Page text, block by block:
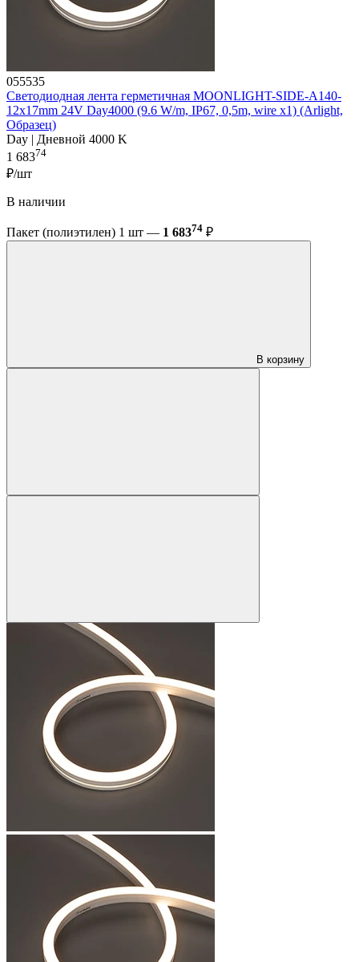
055535
Светодиодная лента герметичная MOONLIGHT-SIDE-A140-
12x17mm 24V Day4000 (9.6 W/m, IP67, 0,5m, wire x1) (Arlight,
Образец)
Day | Дневной 4000 K
1 68374
₽/шт
В наличии
Пакет (полиэтилен) 1 шт — 1 68374 ₽
В корзину